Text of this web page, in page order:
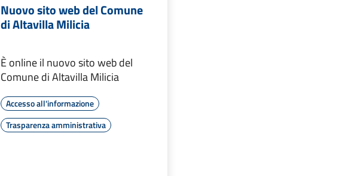
Nuovo sito web del Comune
di Altavilla Milicia
È online il nuovo sito web del
Comune di Altavilla Milicia
Accesso all'informazione
Trasparenza amministrativa